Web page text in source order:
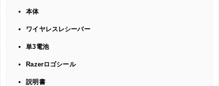
本体
ワイヤレスレシーバー
単3電池
Razerロゴシール
説明書